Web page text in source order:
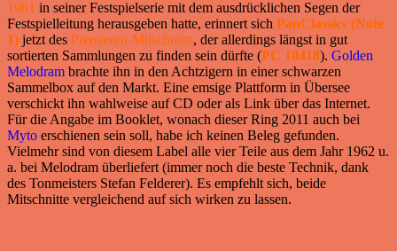
1961 in seiner Festspielserie mit dem ausdrücklichen Segen der
Festspielleitung herausgeben hatte, erinnert sich PanClassics (Note
1) jetzt des Premieren-Mitschnitts, der allerdings längst in gut
sortierten Sammlungen zu finden sein dürfte (PC 10418). Golden
Melodram brachte ihn in den Achtzigern in einer schwarzen
Sammelbox auf den Markt. Eine emsige Plattform in Übersee
verschickt ihn wahlweise auf CD oder als Link über das Internet.
Für die Angabe im Booklet, wonach dieser Ring 2011 auch bei
Myto erschienen sein soll, habe ich keinen Beleg gefunden.
Vielmehr sind von diesem Label alle vier Teile aus dem Jahr 1962 u.
a. bei Melodram überliefert (immer noch die beste Technik, dank
des Tonmeisters Stefan Felderer). Es empfehlt sich, beide
Mitschnitte vergleichend auf sich wirken zu lassen.